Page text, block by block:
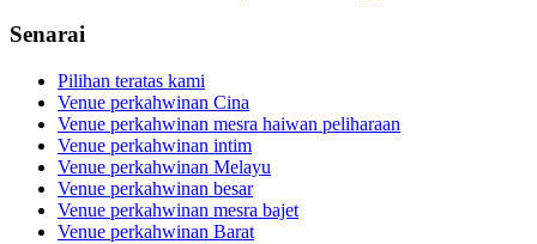
Senarai
Pilihan teratas kami
Venue perkahwinan Cina
Venue perkahwinan mesra haiwan peliharaan
Venue perkahwinan intim
Venue perkahwinan Melayu
Venue perkahwinan besar
Venue perkahwinan mesra bajet
Venue perkahwinan Barat